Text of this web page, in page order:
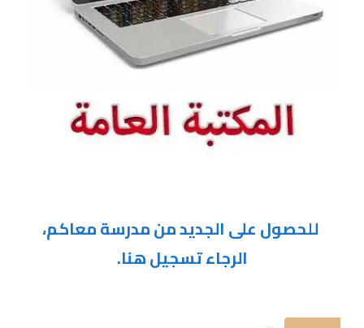
للحصول على الجديد من مدرسة معاكم،
الرجاء تسجيل هنا.